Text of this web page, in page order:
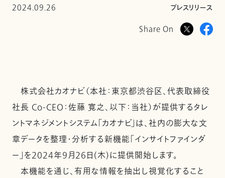
2024.09.26 プレスリリース
Share On
株式会社カオナビ（本社：東京都渋谷区、代表取締役
社長 Co-CEO：佐藤 寛之、以下：当社）が提供するタレ
ントマネジメントシステム「カオナビ」は、社内の膨大な文
章データを整理・分析する新機能「インサイトファインダ
ー」を2024年9月26日(木)に提供開始します。
本機能を通じ、有用な情報を抽出し視覚化すること